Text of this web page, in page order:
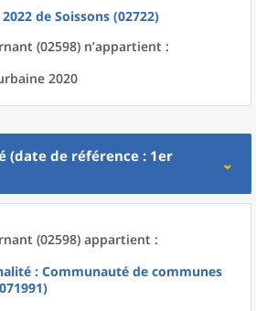
de Soissons (02722)
(02598) n’appartient :
2020
(date de référence : 1er
(02598) appartient :
: Communauté de communes